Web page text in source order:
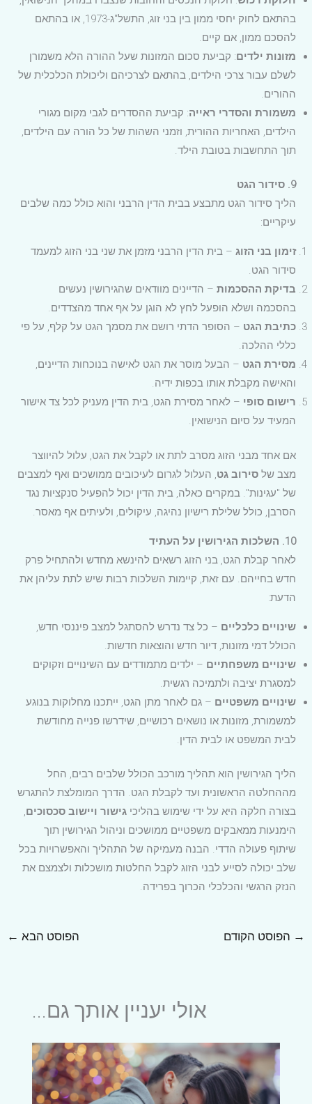
בהתאם לחוק יחסי ממון בין בני זוג, התשל"ג-1973, או בהתאם
להסכם ממון, אם קיים.
מזונות ילדים: קביעת סכום המזונות שעל ההורה הלא משמורן
לשלם עבור צרכי הילדים, בהתאם לצרכיהם וליכולת הכלכלית של
ההורים.
משמורת והסדרי ראייה: קביעת ההסדרים לגבי מקום מגורי
הילדים, האחריות ההורית, וזמני השהות של כל הורה עם הילדים,
תוך התחשבות בטובת הילד.
9. סידור הגט
הליך סידור הגט מתבצע בבית הדין הרבני והוא כולל כמה שלבים
עיקריים:
זימון בני הזוג – בית הדין הרבני מזמן את שני בני הזוג למעמד
סידור הגט.
בדיקת ההסכמות – הדיינים מוודאים שהגירושין נעשים
בהסכמה ושלא הופעל לחץ לא הוגן על אף אחד מהצדדים.
כתיבת הגט – הסופר הדתי רושם את מסמך הגט על קלף, על פי
כללי ההלכה.
מסירת הגט – הבעל מוסר את הגט לאישה בנוכחות הדיינים,
והאישה מקבלת אותו בכפות ידיה.
רישום סופי – לאחר מסירת הגט, בית הדין מעניק לכל צד אישור
המעיד על סיום הנישואין.
אם אחד מבני הזוג מסרב לתת או לקבל את הגט, עלול להיווצר
מצב שלסירוב גט, העלול לגרום לעיכובים ממושכים ואף למצבים
של "עגינות". במקרים כאלה, בית הדין יכול להפעיל סנקציות נגד
הסרבן, כולל שלילת רישיון נהיגה, עיקולים, ולעיתים אף מאסר.
10. השלכות הגירושין על העתיד
לאחר קבלת הגט, בני הזוג רשאים להינשא מחדש ולהתחיל פרק
חדש בחייהם. עם זאת, קיימות השלכות רבות שיש לתת עליהן את
הדעת:
שינויים כלכליים – כל צד נדרש להסתגל למצב פיננסי חדש,
הכולל דמי מזונות, דיור חדש והוצאות חדשות.
שינויים משפחתיים – ילדים מתמודדים עם השינויים וזקוקים
למסגרת יציבה ולתמיכה רגשית.
שינויים משפטיים – גם לאחר מתן הגט, ייתכנו מחלוקות בנוגע
למשמורת, מזונות או נושאים רכושיים, שידרשו פנייה מחודשת
לבית המשפט או לבית הדין.
הליך הגירושין הוא תהליך מורכב הכולל שלבים רבים, החל
מההחלטה הראשונית ועד לקבלת הגט. הדרך המומלצת להתגרש
בצורה חלקה היא על ידי שימוש בהליכיגישור ויישוב סכסוכים,
הימנעות ממאבקים משפטיים ממושכים וניהול הגירושין תוך
שיתוף פעולה הדדי. הבנה מעמיקה של התהליך והאפשרויות בכל
שלב יכולה לסייע לבני הזוג לקבל החלטות מושכלות ולצמצם את
הנזק הרגשי והכלכלי הכרוך בפרידה.
→ הפוסט הקודם הפוסט הבא ←
אולי יעניין אותך גם...